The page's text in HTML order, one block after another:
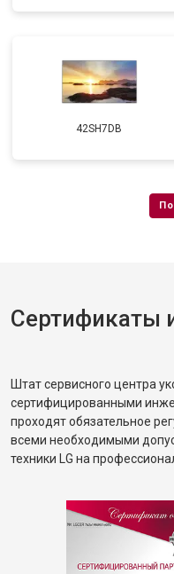
42SH7DB
Сертификаты
Штат сервисного центра
сертифицированными
проходят обязательное
всеми необходимыми
техники LG на